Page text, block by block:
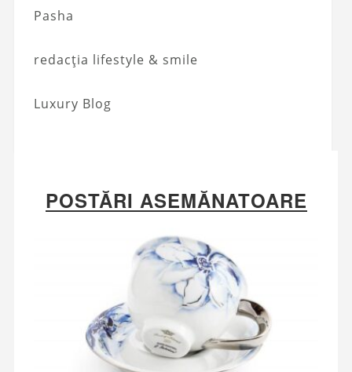
Pasha
redacția lifestyle & smile
Luxury Blog
POSTĂRI ASEMĂNATOARE